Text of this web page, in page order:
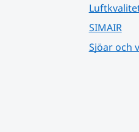
SIMAIR
Sjöar och